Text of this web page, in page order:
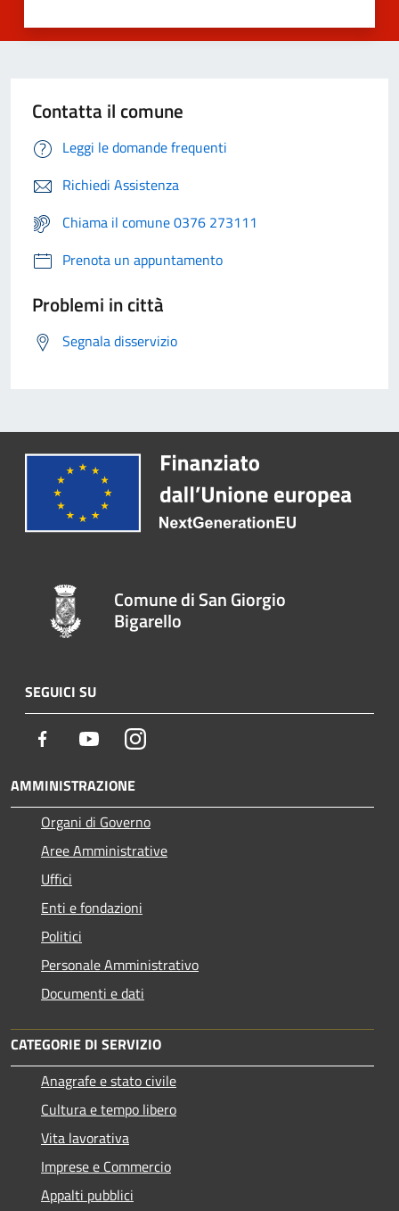
Contatta il comune
Leggi le domande frequenti
Richiedi Assistenza
Chiama il comune 0376 273111
Prenota un appuntamento
Problemi in città
Segnala disservizio
Comune di San Giorgio
Bigarello
SEGUICI SU
Facebook YoutubeInstagram
AMMINISTRAZIONE
Organi di Governo
Aree Amministrative
Uffici
Enti e fondazioni
Politici
Personale Amministrativo
Documenti e dati
CATEGORIE DI SERVIZIO
Anagrafe e stato civile
Cultura e tempo libero
Vita lavorativa
Imprese e Commercio
Appalti pubblici